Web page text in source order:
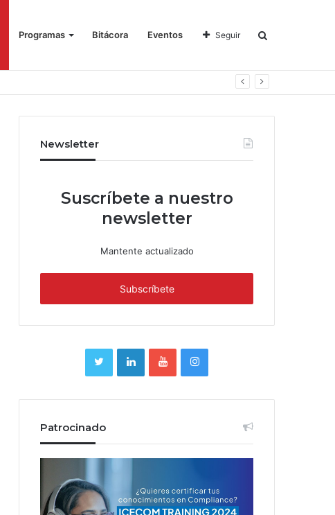
Programas Bitácora Eventos Seguir
Newsletter
Suscríbete a nuestro
newsletter
Mantente actualizado
Patrocinado